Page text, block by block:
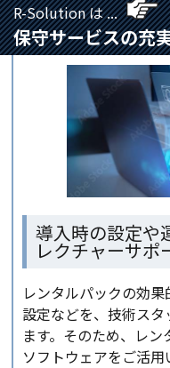
R-Solution は ...
保守サービスの充
導入時の設定や
レクチャーサポ
レンタルパックの効
設定などを、技術ス
ます。そのため、レ
ソフトウェアをご活用